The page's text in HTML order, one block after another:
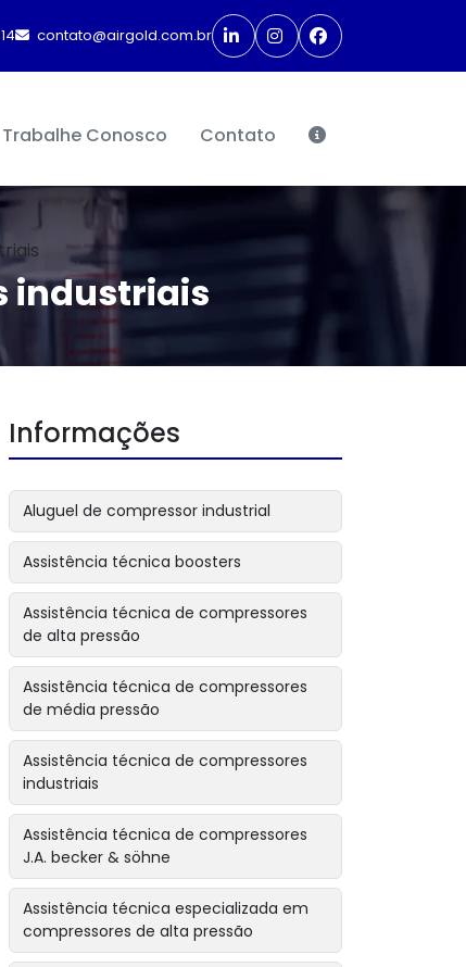
contato@airgold.com.br
Trabalhe Conosco Contato
industriais
Informações
Aluguel de compressor industrial
Assistência técnica boosters
Assistência técnica de compressores
de alta pressão
Assistência técnica de compressores
de média pressão
Assistência técnica de compressores
industriais
Assistência técnica de compressores
J.A. becker & söhne
Assistência técnica especializada em
compressores de alta pressão